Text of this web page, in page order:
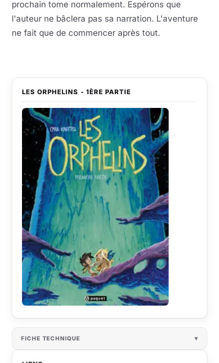
prochain tome normalement. Espérons que
l'auteur ne bâclera pas sa narration. L'aventure
ne fait que de commencer après tout.
LES ORPHELINS - 1ÈRE PARTIE
FICHE TECHNIQUE